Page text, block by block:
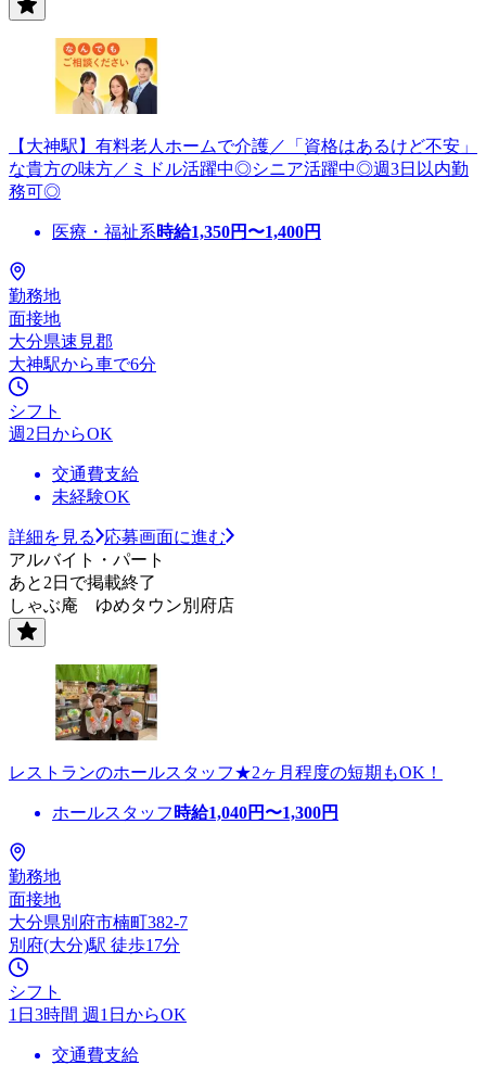
【大神駅】有料老人ホームで介護／「資格はあるけど不安」
な貴方の味方／ミドル活躍中◎シニア活躍中◎週3日以内勤
務可◎
医療・福祉系時給1,350円〜1,400円
勤務地
面接地
大分県速見郡
大神駅から車で6分
シフト
週2日からOK
交通費支給
未経験OK
詳細を見る
応募画面に進む
アルバイト・パート
あと2日で掲載終了
しゃぶ庵 ゆめタウン別府店
レストランのホールスタッフ★2ヶ月程度の短期もOK！
ホールスタッフ 時給1,040円〜1,300円
勤務地
面接地
大分県別府市楠町382-7
別府(大分)駅 徒歩17分
シフト
1日3時間 週1日からOK
交通費支給